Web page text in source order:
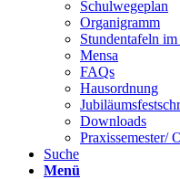
Schulwegeplan
Organigramm
Stundentafeln
Mensa
FAQs
Hausordnung
Downloads
Praxissemester/
Suche
Menü